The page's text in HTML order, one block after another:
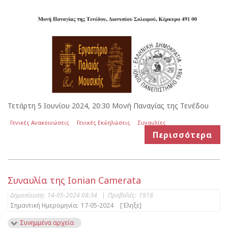
Τετάρτη 5 Ιουνίου 2024, 20:30 Μονή Παναγίας της Τενέδου
Γενικές Ανακοινώσεις Γενικές Εκδηλώσεις Συναυλίες
Περισσότερα
Συναυλία της Ionian Camerata
Δημοσίευση: 14-05-2024 08:34 | Προβολές: 1918
Σημαντική Ημερομηνία: 17-05-2024
[Έληξε]
Συνημμένα αρχεία